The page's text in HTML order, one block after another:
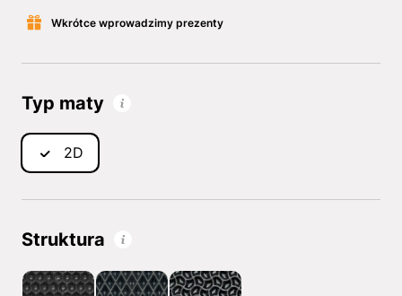
Wkrótce wprowadzimy prezenty
Typ maty
2D
Struktura